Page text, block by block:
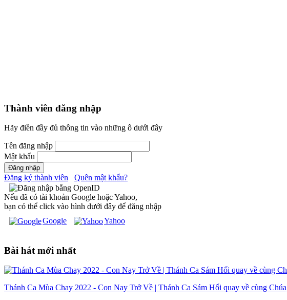
Thành viên đăng nhập
Hãy điền đầy đủ thông tin vào những ô dưới đây
Tên đăng nhập
Mật khẩu
Đăng ký thành viên Quên mật khẩu?
Nếu đã có tài khoản Google hoặc Yahoo,
bạn có thể click vào hình dưới đây để đăng nhập
Google
Yahoo
Bài hát mới nhất
Thánh Ca Mùa Chay 2022 - Con Nay Trở Về | Thánh Ca Sám Hối quay về cùng Chúa